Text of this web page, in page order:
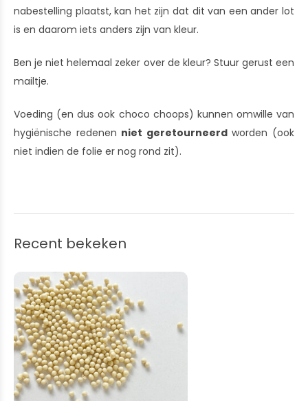
nabestelling plaatst, kan het zijn dat dit van een ander lot
is en daarom iets anders zijn van kleur.
Ben je niet helemaal zeker over de kleur? Stuur gerust een
mailtje.
Voeding (en dus ook choco choops) kunnen omwille van
hygiënische redenen niet geretourneerdworden (ook
niet indien de folie er nog rond zit).
Recent bekeken